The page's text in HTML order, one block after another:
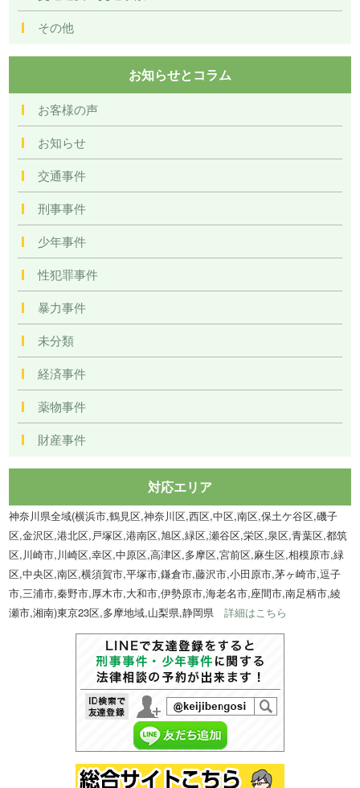
その他
お知らせとコラム
お客様の声
お知らせ
交通事件
刑事事件
少年事件
性犯罪事件
暴力事件
未分類
経済事件
薬物事件
財産事件
対応エリア
神奈川県全域(横浜市,鶴見区,神奈川区,西区,中区,南区,保土ケ谷区,磯子
区,金沢区,港北区,戸塚区,港南区,旭区,緑区,瀬谷区,栄区,泉区,青葉区,都筑
区,川崎市,川崎区,幸区,中原区,高津区,多摩区,宮前区,麻生区,相模原市,緑
区,中央区,南区,横須賀市,平塚市,鎌倉市,藤沢市,小田原市,茅ヶ崎市,逗子
市,三浦市,秦野市,厚木市,大和市,伊勢原市,海老名市,座間市,南足柄市,綾
瀬市,湘南)東京23区,多摩地域,山梨県,静岡県詳細はこちら